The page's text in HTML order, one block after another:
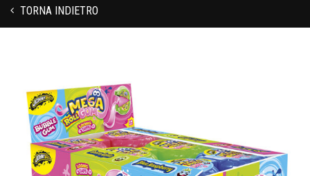
TORNA INDIETRO